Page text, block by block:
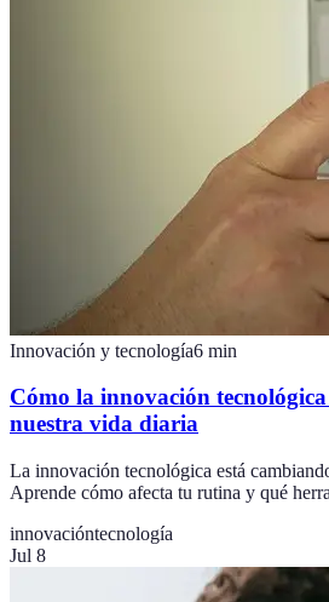
Innovación y tecnología6 min
Cómo la innovación
nuestra vida diaria
La innovación tecnológica está
Aprende cómo afecta tu rutina y qué
innovacióntecnología
Jul 8